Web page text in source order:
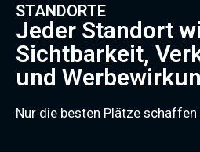
STANDORTE
Jeder Standort
Sichtbarkeit,
und
Nur die besten Plätze